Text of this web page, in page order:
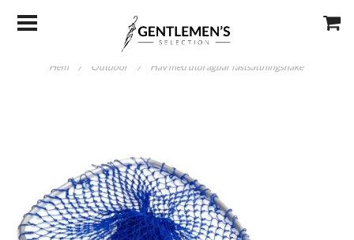
Hem / Outdoor / Håv med utdragbar fastsättningshake